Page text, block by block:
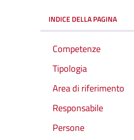
INDICE DELLA PAGINA
Competenze
Tipologia
Area di riferimento
Responsabile
Persone